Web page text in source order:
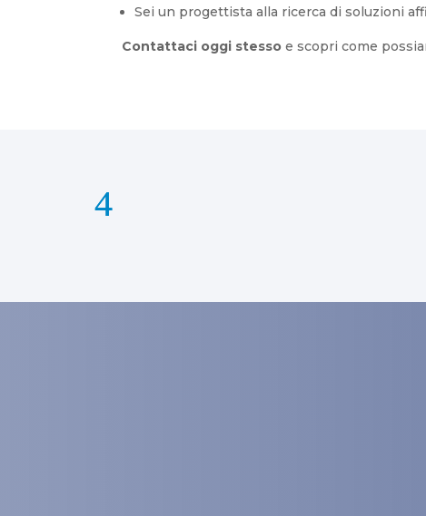
Sei un progettista alla ricerca di soluzioni
Contattaci oggi stesso e scopri come